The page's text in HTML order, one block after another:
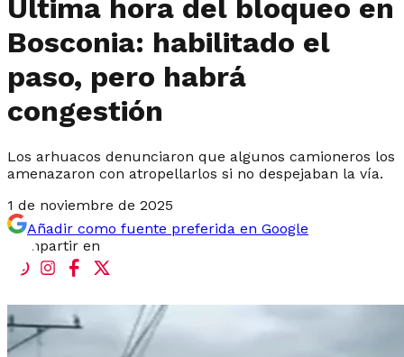
Última hora del bloqueo en
Bosconia: habilitado el
paso, pero habrá
congestión
Los arhuacos denunciaron que algunos camioneros los
amenazaron con atropellarlos si no despejaban la vía.
1 de noviembre de 2025
Añadir como fuente preferida en Google
Compartir en